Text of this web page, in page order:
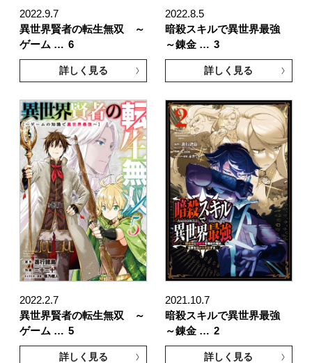
2022.9.7
異世界賢者の転生無双 ～
ゲーム … 6
詳しく見る
2022.8.5
暗殺スキルで異世界最強
～錬金 … 3
詳しく見る
2022.2.7
異世界賢者の転生無双 ～
ゲーム … 5
詳しく見る
2021.10.7
暗殺スキルで異世界最強
～錬金 … 2
詳しく見る